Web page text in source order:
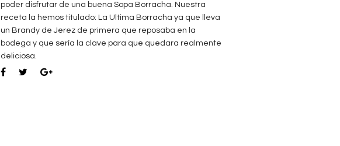
poder disfrutar de una buena Sopa Borracha. Nuestra
receta la hemos titulado: La Ultima Borracha ya que lleva
un Brandy de Jerez de primera que reposaba en la
bodega y que sería la clave para que quedara realmente
deliciosa.